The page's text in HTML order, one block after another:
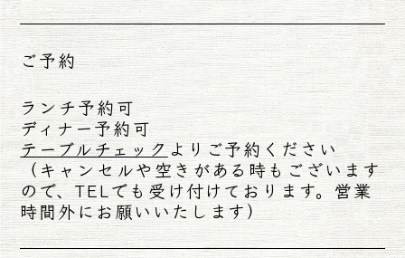
ご予約
ランチ予約可
ディナー予約可
テーブルチェックよりご予約ください
（キャンセルや空きがある時もございます
ので、TELでも受け付けております。営業
時間外にお願いいたします）